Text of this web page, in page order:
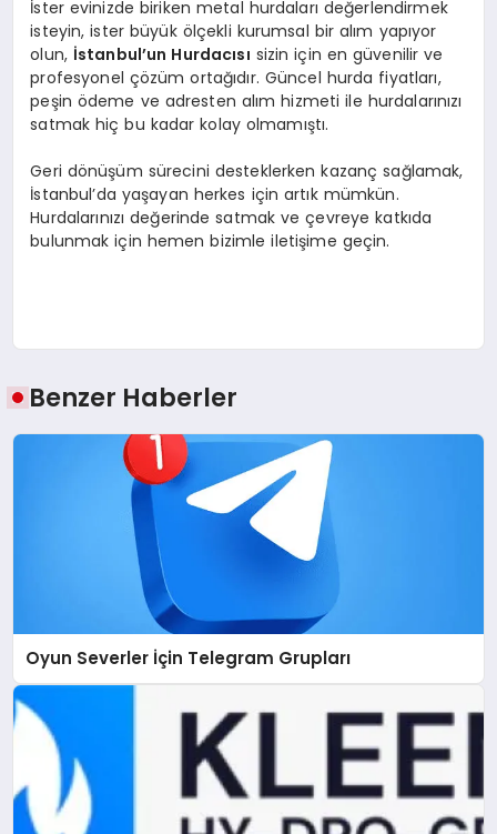
İster evinizde biriken metal hurdaları değerlendirmek
isteyin, ister büyük ölçekli kurumsal bir alım yapıyor
olun, İstanbul’un Hurdacısı sizin için en güvenilir ve
profesyonel çözüm ortağıdır. Güncel hurda fiyatları,
peşin ödeme ve adresten alım hizmeti ile hurdalarınızı
satmak hiç bu kadar kolay olmamıştı.
Geri dönüşüm sürecini desteklerken kazanç sağlamak,
İstanbul’da yaşayan herkes için artık mümkün.
Hurdalarınızı değerinde satmak ve çevreye katkıda
bulunmak için hemen bizimle iletişime geçin.
Benzer Haberler
Oyun Severler İçin Telegram Grupları